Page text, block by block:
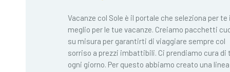
Vacanze col Sole è il portale che seleziona per te
meglio per le tue vacanze. Creiamo pacchetti
su misura per garantirti di viaggiare sempre col
sorriso a prezzi imbattibili. Ci prendiamo cura di
ogni giorno. Per questo abbiamo creato una linea